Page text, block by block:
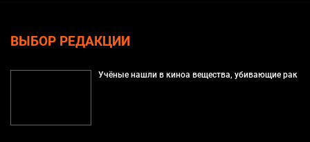
ВЫБОР РЕДАКЦИИ
Учёные нашли в киноа вещества, убивающие рак